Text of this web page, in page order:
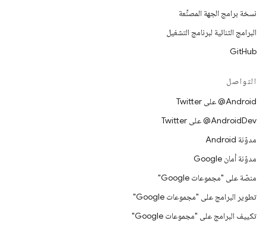
نسخة برامج الجهة المصنِّعة
البرامج الثنائية لبرنامج التشغيل
GitHub
التواصل
‎@Android على Twitter
‎@AndroidDev على Twitter
مدوّنة Android
مدوّنة أمان Google
منصّة على "مجموعات Google"
تطوير البرامج على "مجموعات Google"
تكييف البرامج على "مجموعات Google"